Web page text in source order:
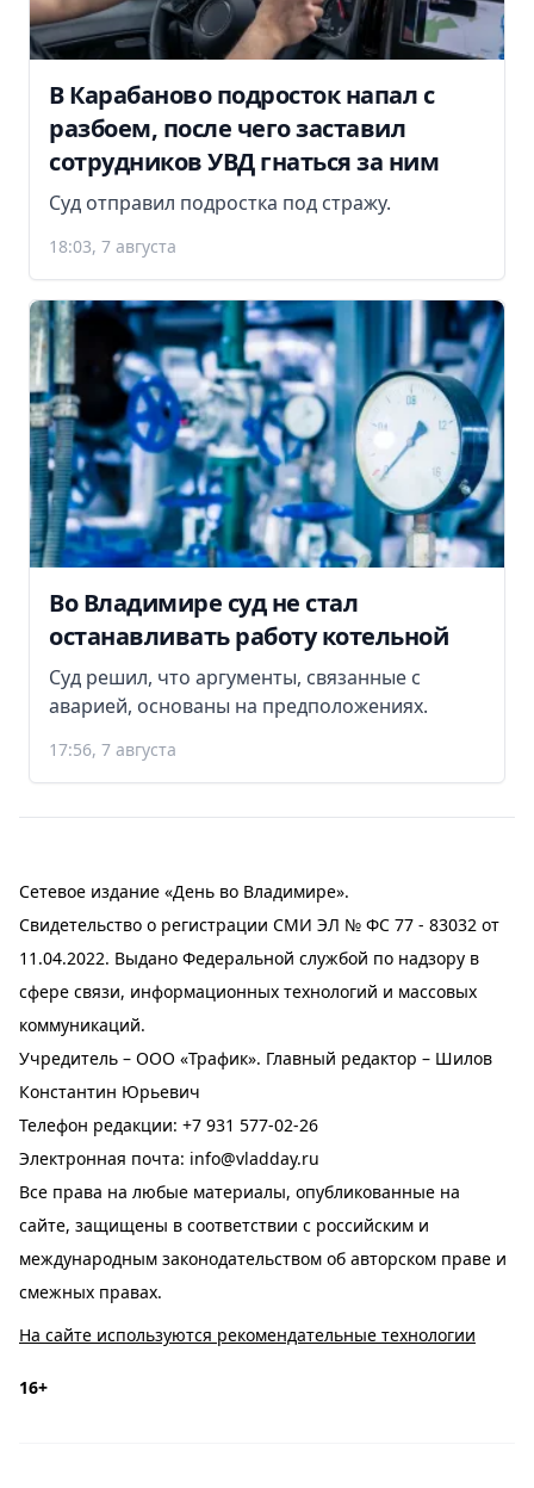
В Карабаново подросток напал с
разбоем, после чего заставил
сотрудников УВД гнаться за ним
Суд отправил подростка под стражу.
18:03, 7 августа
Во Владимире суд не стал
останавливать работу котельной
Суд решил, что аргументы, связанные с
аварией, основаны на предположениях.
17:56, 7 августа
Сетевое издание «День во Владимире».
Свидетельство о регистрации СМИ ЭЛ № ФС 77 - 83032 от
11.04.2022. Выдано Федеральной службой по надзору в
сфере связи, информационных технологий и массовых
коммуникаций.
Учредитель – ООО «Трафик». Главный редактор – Шилов
Константин Юрьевич
Телефон редакции: +7 931 577-02-26
Электронная почта: info@vladday.ru
Все права на любые материалы, опубликованные на
сайте, защищены в соответствии с российским и
международным законодательством об авторском праве и
смежных правах.
На сайте используются рекомендательные технологии
16+